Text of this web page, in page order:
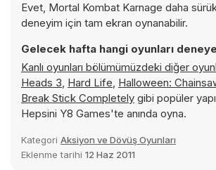
Evet, Mortal Kombat Karnage daha
deneyim için tam ekran oynanabilir.
Gelecek hafta hangi oyunları
Kanlı oyunları bölümümüzdeki diğer
Heads 3, Hard Life, Halloween:
Break Stick Completely gibi popüler
Hepsini Y8 Games'te anında oyna.
Kategori Aksiyon ve Dövüş Oyunları
Eklenme tarihi 12 Haz 2011